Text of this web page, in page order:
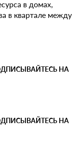
в домах,
в квартале между
НА
НА